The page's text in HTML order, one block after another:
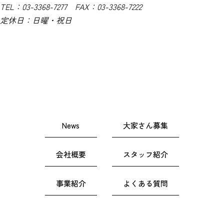
TEL：03-3368-7277 FAX：03-3368-7222
定休日：日曜・祝日
News
会社概要
事業紹介
大家さん募集
スタッフ紹介
よくある質問